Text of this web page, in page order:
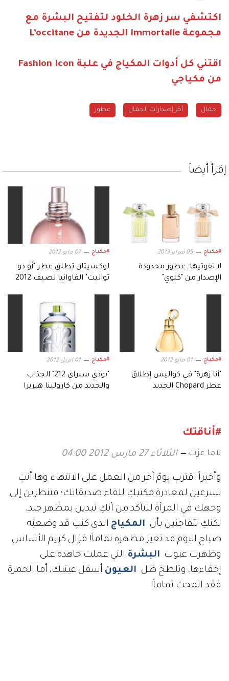
اكتشفي سر زهرة الخلود لتفتيح البشرة مع
مجموعة Immortalle الجديدة من L’occitane
اقتني كل أدوات المكياج في علبة Fashion Icon
من مكياجي
جمال آخر إصدارات الجمال عطور
إقرأ أيضاً
#مكياج 05 فبراير 2013
لا تفوتيها: عطور محدودة
الإصدار من "كلوي"
#مكياج 07 مايو 2012
لوكسيتان تطلق عطر "أو دو
تواليت" الفاوانيا لصيف 2012
#مكياج 01 مايو 2012
"أنا زهرة" في كواليس إطلاق
عطر Chopard الجديد
#مكياج 01 ابريل 2012
"بودي سبراي 212" الجذاب
والجديد من كارولينا هيريرا
#أناقتك
لاما عزت الثلاثاء 27 مارس 2012 04:00
وأخيراً اقترب يومٌ آخر من العمل على الانتهاء وها أنتِ
تسرعين لمغادرة مكتبكِ للقاء صديقاتك؛ فتنظرين إلى
وجهك في المرآة للتأكد من أنكِ تبدين بمظهر جيد،
لكنكِ تتفاجئين بأن المكياج الذي كنتِ قد وضعتِه
صباح اليوم قد تغير مظهره تماماَ! فزال كريم الأساس
وظهرت عيوب البشرة التي عملت جاهدة على
إخفاءها، وتلطخ ظل العيون أسفل عينيك، أما الحمرة
فقد انمحت تماماً!